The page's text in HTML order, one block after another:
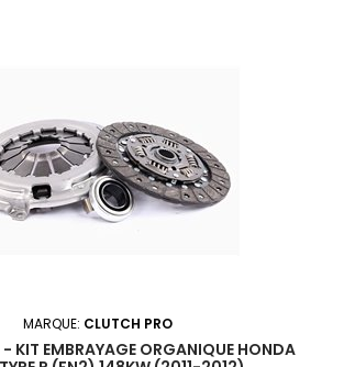
MARQUE: CLUTCH PRO
KIT EMBRAYAGE ORGANIQUE HONDA